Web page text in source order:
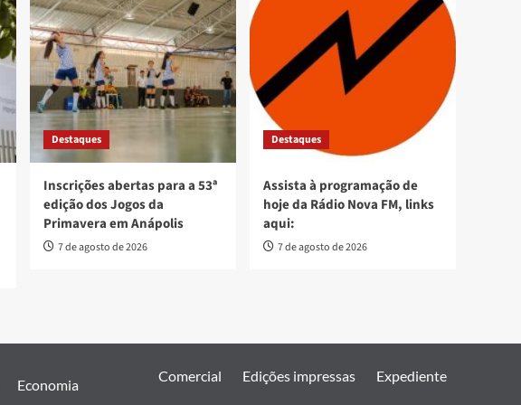
Destaques
Inscrições abertas para a 53ª
edição dos Jogos da
Primavera em Anápolis
7 de agosto de 2026
Destaques
Assista à programação de
hoje da Rádio Nova FM, links
aqui:
7 de agosto de 2026
Economia
Comercial Edições impressas Expediente